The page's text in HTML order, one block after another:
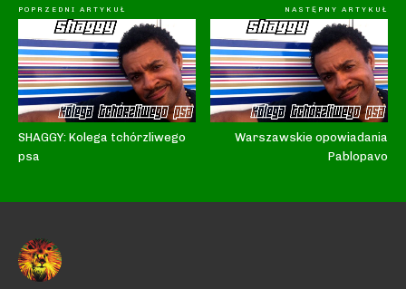
POPRZEDNI ARTYKUŁ
SHAGGY: Kolega tchórzliwego
psa
NASTĘPNY ARTYKUŁ
Warszawskie opowiadania
Pablopavo